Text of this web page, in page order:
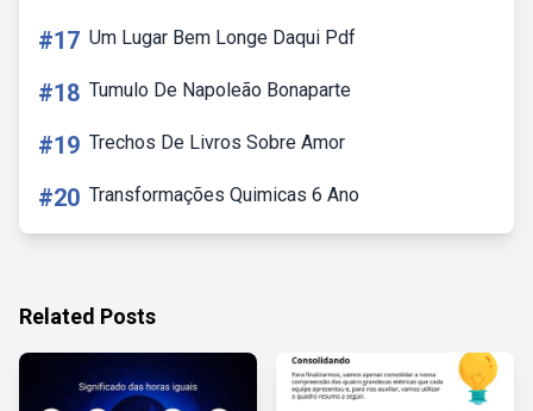
#17 Um Lugar Bem Longe Daqui Pdf
#18 Tumulo De Napoleão Bonaparte
#19 Trechos De Livros Sobre Amor
#20 Transformações Quimicas 6 Ano
Related Posts